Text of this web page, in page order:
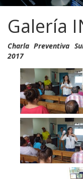
Galería
Charla Preventiva
2017